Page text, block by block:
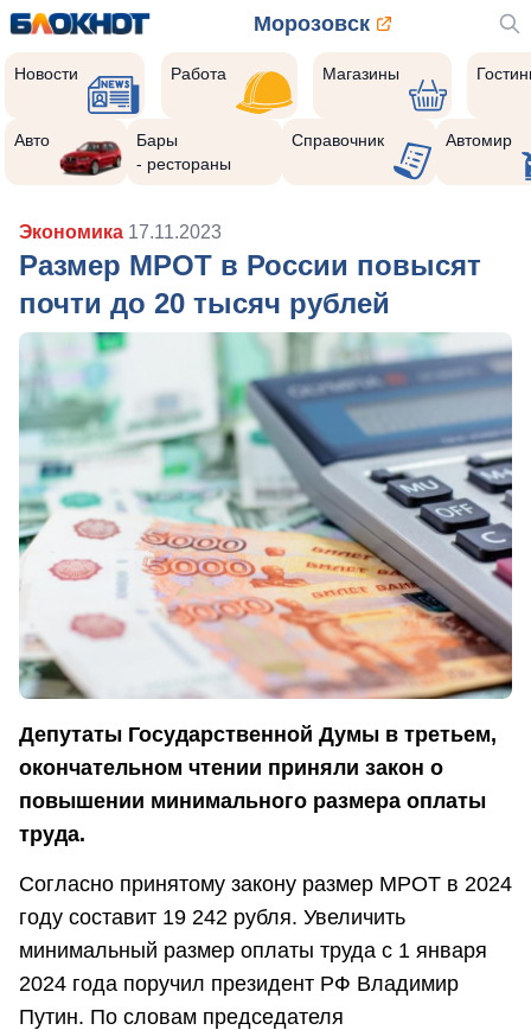
Морозовск
Новости Работа Магазины
Авто
Бары
- рестораны
Справочник Автомир
Экономика 17.11.2023
Размер МРОТ в России повысят
почти до 20 тысяч рублей
Депутаты Государственной Думы в третьем,
окончательном чтении приняли закон о
повышении минимального размера оплаты
труда.
Согласно принятому закону размер МРОТ в 2024
году составит 19 242 рубля. Увеличить
минимальный размер оплаты труда с 1 января
2024 года поручил президент РФ Владимир
Путин. По словам председателя